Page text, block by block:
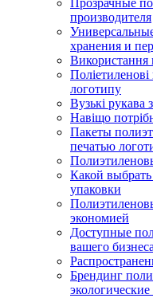
производителя
хранения и
Використання
логотипу
Вузькі рукава
Навіщо
Пакеты
печатью
Какой
упаковки
экономией
Доступные
вашего бизнеса
Брендинг